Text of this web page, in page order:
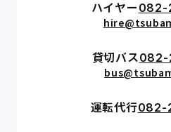
ハイヤー 082-
貸切バス082-
運転代行082-